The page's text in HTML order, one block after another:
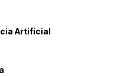
Artificial